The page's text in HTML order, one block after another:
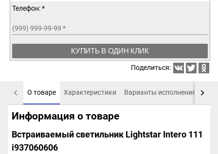
Телефон: *
(999) 999-99-99 *
КУПИТЬ В ОДИН КЛИК
Поделиться:
О товаре Характеристики Варианты исполнения
Информация о товаре
Встраиваемый светильник Lightstar Intero 111
i937060606